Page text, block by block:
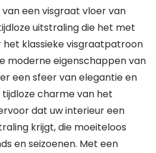
een visgraat vloer van
uitstraling die het met
klassieke visgraatpatroon
moderne eigenschappen van
een sfeer van elegantie en
tijdloze charme van het
dat uw interieur een
krijgt, die moeiteloos
en seizoenen. Met een